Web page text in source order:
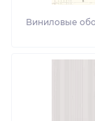
Виниловые